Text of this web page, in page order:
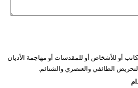
أو للأشخاص أو للمقدسات أو مهاجمة الأديان
التحريض الطائفي والعنصري والشتائم.